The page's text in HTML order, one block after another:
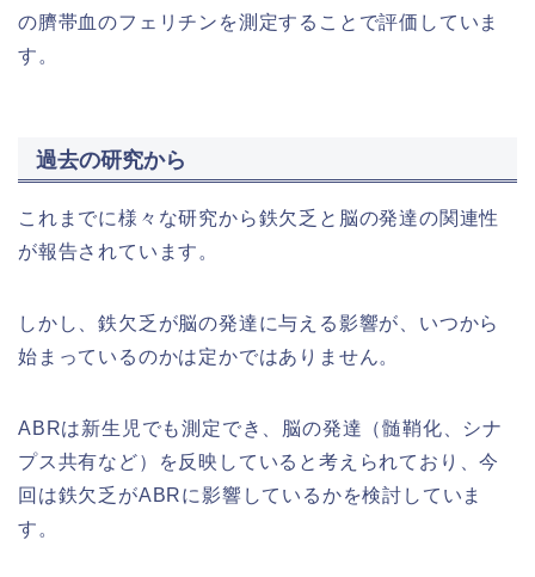
の臍帯血のフェリチンを測定することで評価していま
す。
過去の研究から
これまでに様々な研究から鉄欠乏と脳の発達の関連性
が報告されています。
しかし、鉄欠乏が脳の発達に与える影響が、いつから
始まっているのかは定かではありません。
ABRは新生児でも測定でき、脳の発達（髄鞘化、シナ
プス共有など）を反映していると考えられており、今
回は鉄欠乏がABRに影響しているかを検討していま
す。